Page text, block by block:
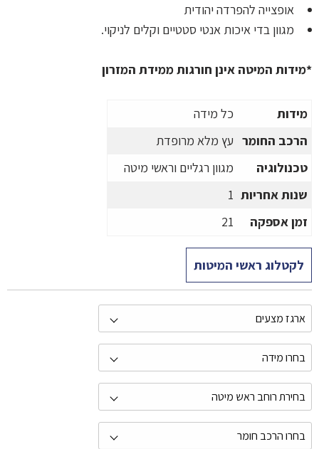
אופצייה להפרדה יהודית
מגוון בדי איכות אנטי סטטיים וקלים לניקוי.
*מידות המיטה אינן חורגות ממידת המזרון
מידות
כל מידה
הרכב החומר עץ מלא מרופדת
טכנולוגיה
מגוון רגליים וראשי מיטה
שנות אחריות 1
זמן אספקה
21
לקטלוג ראשי המיטות